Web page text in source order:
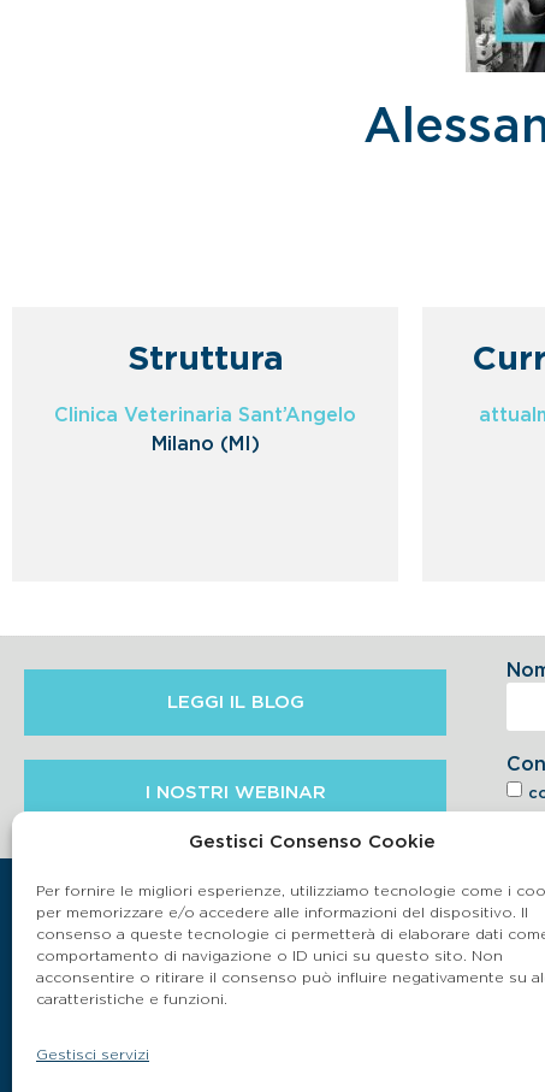
Gestisci Consenso Cookie
Per fornire le migliori esperienze, utilizziamo tecnologie come i
per memorizzare e/o accedere alle informazioni del dispositivo. Il
consenso a queste tecnologie ci permetterà di elaborare dati
comportamento di navigazione o ID unici su questo sito. Non
acconsentire o ritirare il consenso può influire negativamente su
caratteristiche e funzioni.
Gestisci servizi
Struttura
Clinica Veterinaria Sant’Angelo
Milano (MI)
LEGGI IL BLOG
I NOSTRI WEBINAR
6.2
P.IVA